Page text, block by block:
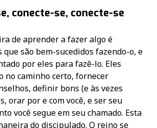
conecte-se, conecte-se
de aprender a fazer algo é
são bem-sucedidos fazendo-o, e
por eles para fazê-lo. Eles
no caminho certo, fornecer
definir bons (e às vezes
orar por e com você, e ser seu
você segue em seu chamado. Esta
do discipulado. O reino se